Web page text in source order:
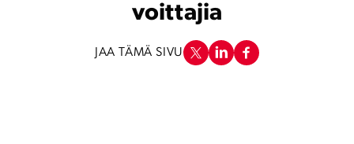
voittajia
JAA TÄMÄ SIVU